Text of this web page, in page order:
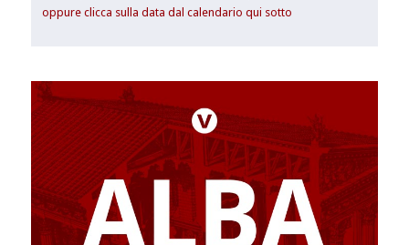
oppure clicca sulla data dal calendario qui sotto